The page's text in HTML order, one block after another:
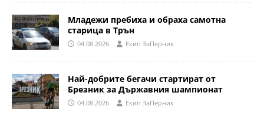
Младежи пребиха и обраха самотна
старица в Трън
04.08.2026 Eкип ЗаПерник
Най-добрите бегачи стартират от
Брезник за Държавния шампионат
04.08.2026 Eкип ЗаПерник